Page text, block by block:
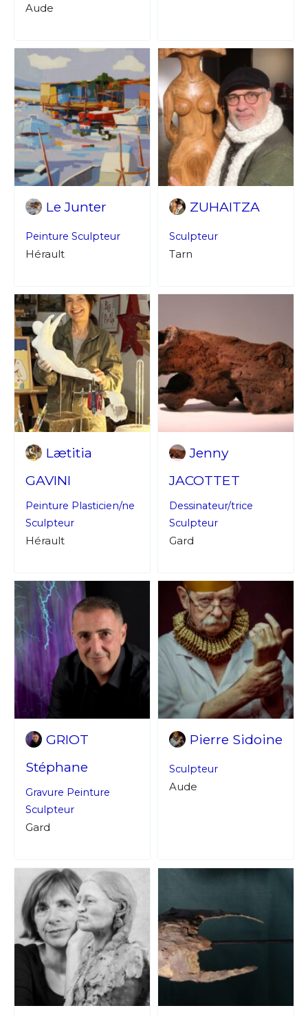
Aude
Le Junter
Peinture Sculpteur
Hérault
ZUHAITZA
Sculpteur
Tarn
Lætitia
GAVINI
Peinture Plasticien/ne
Sculpteur
Hérault
Jenny
JACOTTET
Dessinateur/trice
Sculpteur
Gard
GRIOT
Stéphane
Gravure Peinture
Sculpteur
Gard
Pierre Sidoine
Sculpteur
Aude